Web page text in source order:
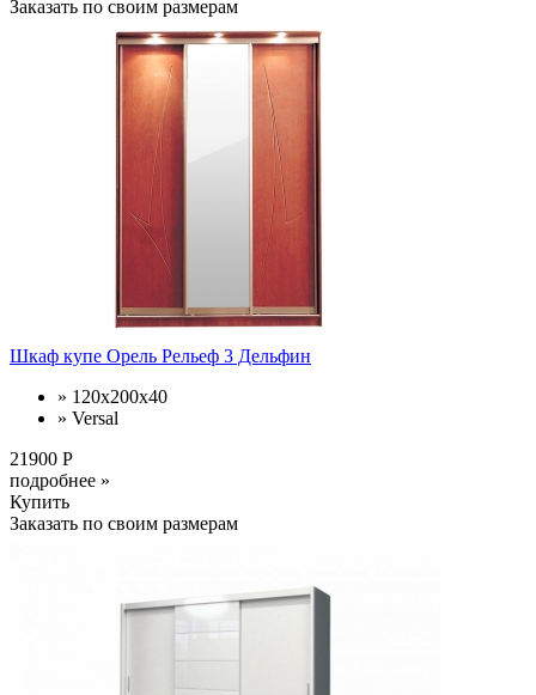
Заказать по своим размерам
Шкаф купе Орель Рельеф 3 Дельфин
» 120х200х40
» Versal
21900 Р
подробнее »
Купить
Заказать по своим размерам